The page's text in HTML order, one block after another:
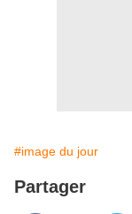
#image du jour
Partager